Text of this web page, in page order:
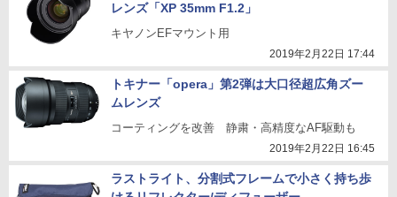
レンズ「XP 35mm F1.2」
キヤノンEFマウント用
2019年2月22日 17:44
トキナー「opera」第2弾は大口径超広角ズー
ムレンズ
コーティングを改善 静粛・高精度なAF駆動も
2019年2月22日 16:45
ラストライト、分割式フレームで小さく持ち歩